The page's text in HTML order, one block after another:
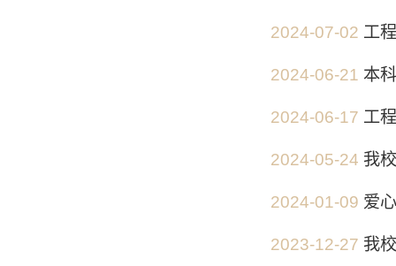
2024-07-02 工
2024-06-21 本
2024-06-17 工
2024-05-24 我
2024-01-09 爱
2023-12-27 我